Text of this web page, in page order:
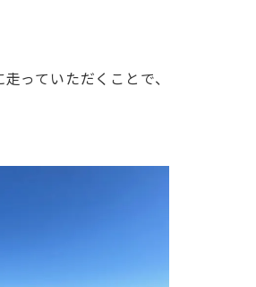
っていただくことで、